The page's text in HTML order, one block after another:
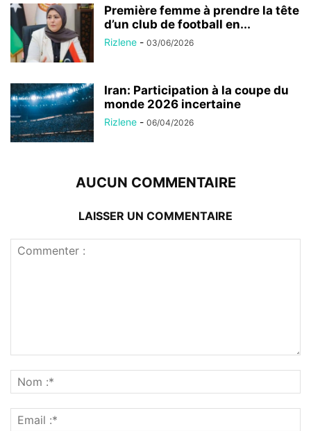
Première femme à prendre la tête
d’un club de football en...
Rizlene - 03/06/2026
Iran: Participation à la coupe du
monde 2026 incertaine
Rizlene - 06/04/2026
AUCUN COMMENTAIRE
LAISSER UN COMMENTAIRE